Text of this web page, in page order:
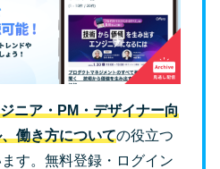
ニア・PM・デザイナー向
働き方についての役立つ
す。無料登録・ログイン